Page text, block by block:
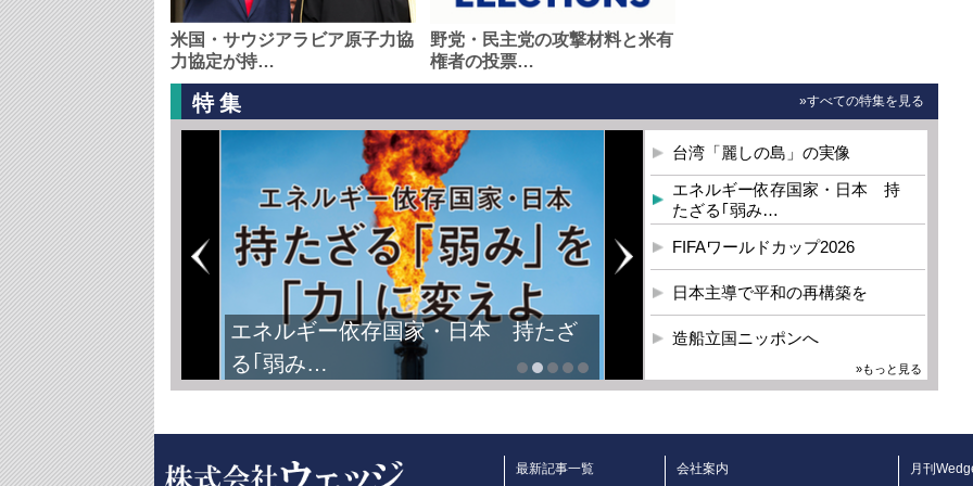
米国・サウジアラビア原子力協
力協定が持…
野党・民主党の攻撃材料と米有
権者の投票…
特集 »すべての特集を見る
FIFAワールドカップ2026
台湾「麗しの島」の実像
エネルギー依存国家・日本 持
たざる｢弱み…
FIFAワールドカップ2026
日本主導で平和の再構築を
造船立国ニッポンへ
»もっと見る
最新記事一覧 会社案内 月刊